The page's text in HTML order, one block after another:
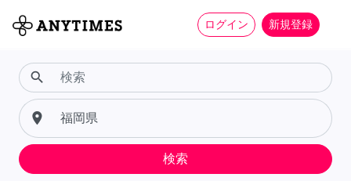
ログイン 新規登録
search
place
検索